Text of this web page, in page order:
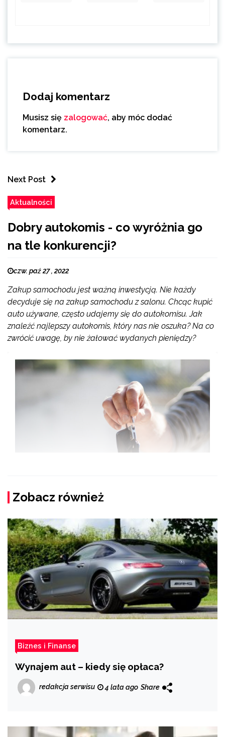
Dodaj komentarz
Musisz się zalogować, aby móc dodać
komentarz.
Next Post
Aktualności
Dobry autokomis - co wyróżnia go
na tle konkurencji?
czw. paź 27 , 2022
Zakup samochodu jest ważną inwestycją. Nie każdy
decyduje się na zakup samochodu z salonu. Chcąc kupić
auto używane, często udajemy się do autokomisu. Jak
znaleźć najlepszy autokomis, który nas nie oszuka? Na co
zwrócić uwagę, by nie żałować wydanych pieniędzy?
Zobacz również
Biznes i Finanse
Wynajem aut – kiedy się opłaca?
redakcja serwisu 4 lata ago Share